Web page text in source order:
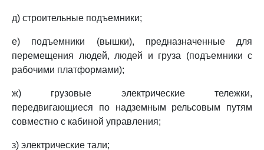
д) строительные подъемники;
е) подъемники (вышки), предназначенные для
перемещения людей, людей и груза (подъемники с
рабочими платформами);
ж) грузовые электрические тележки,
передвигающиеся по надземным рельсовым путям
совместно с кабиной управления;
з) электрические тали;